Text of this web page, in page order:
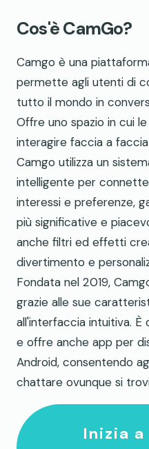
Cos'è CamGo?
Camgo è una
permette agli utenti di
tutto il mondo in
Offre uno spazio in cui
interagire faccia a
Camgo utilizza un
intelligente per
interessi e preferenze,
più significative e
anche filtri ed effetti
divertimento e
Fondata nel 2019,
grazie alle sue
all'interfaccia intuitiva.
e offre anche app per
Android, consentendo
chattare ovunque si
Inizia